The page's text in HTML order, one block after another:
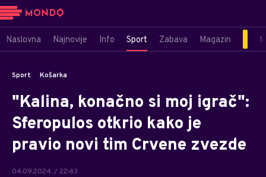
Naslovna Najnovije Info Sport Zabava Magazin
Sport Košarka
"Kalina, konačno si moj igrač":
Sferopulos otkrio kako je
pravio novi tim Crvene zvezde
04.09.2024. / 22:43